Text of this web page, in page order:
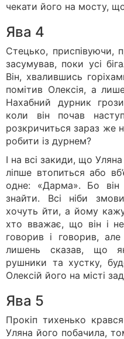
чекати його на мосту,
Ява 4
Стецько, приспівуючи,
засумував, поки усі
Він, хвалившись
помітив Олексія, а
Нахабний дурник
коли він почав
розкричиться зараз же
робити із дурнем?
І на всі закиди, що
ліпше втопиться або
одне: «Дарма». Бо він
знайти. Всі ніби
хочуть йти, а йому
хто вважає, що він і
говорив і говорив,
лишень сказав, що
рушники та хустку,
Олексій його на місті
Ява 5
Прокіп тихенько
Уляна його побачила,